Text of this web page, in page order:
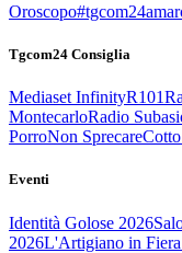
Oroscopo
Tgcom24 Consiglia
Mediaset InfinityR101
MontecarloRadio
PorroNon Sprecare
Eventi
Identità Golose 2026
2026L'Artigiano in